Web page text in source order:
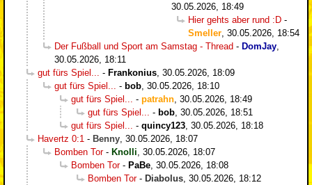
30.05.2026, 18:49
Hier gehts aber rund :D -
Smeller 30.05.2026, 18:54
Der Fußball und Sport am Samstag - Thread - DomJay
30.05.2026, 18:11
gut fürs Spiel...
- Frankonius 30.05.2026, 18:09
gut fürs Spiel...
- bob 30.05.2026, 18:10
gut fürs Spiel...
- patrahn 30.05.2026, 18:49
gut fürs Spiel...
- bob 30.05.2026, 18:51
gut fürs Spiel...
- quincy123 30.05.2026, 18:18
Havertz 0:1 - Benny 30.05.2026, 18:07
Bomben Tor- Knolli 30.05.2026, 18:07
Bomben Tor- PaBe 30.05.2026, 18:08
Bomben Tor- Diabolus 30.05.2026, 18:12